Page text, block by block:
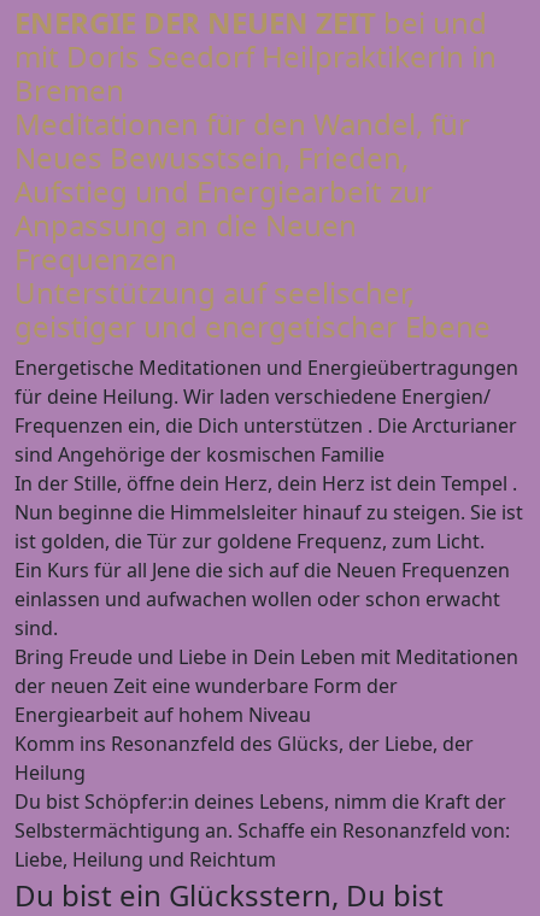
ENERGIE DER NEUEN ZEIT bei und
mit Doris Seedorf Heilpraktikerin in
Bremen
Meditationen für den Wandel, für
Neues Bewusstsein, Frieden,
Aufstieg und Energiearbeit zur
Anpassung an die Neuen
Frequenzen
Unterstützung auf seelischer,
geistiger und energetischer Ebene
Energetische Meditationen und Energieübertragungen
für deine Heilung. Wir laden verschiedene Energien/
Frequenzen ein, die Dich unterstützen . Die Arcturianer
sind Angehörige der kosmischen Familie
In der Stille, öffne dein Herz, dein Herz ist dein Tempel .
Nun beginne die Himmelsleiter hinauf zu steigen. Sie ist
ist golden, die Tür zur goldene Frequenz, zum Licht.
Ein Kurs für all Jene die sich auf die Neuen Frequenzen
einlassen und aufwachen wollen oder schon erwacht
sind.
Bring Freude und Liebe in Dein Leben mit Meditationen
der neuen Zeit eine wunderbare Form der
Energiearbeit auf hohem Niveau
Komm ins Resonanzfeld des Glücks, der Liebe, der
Heilung
Du bist Schöpfer:in deines Lebens, nimm die Kraft der
Selbstermächtigung an. Schaffe ein Resonanzfeld von:
Liebe, Heilung und Reichtum
Du bist ein Glücksstern, Du bist